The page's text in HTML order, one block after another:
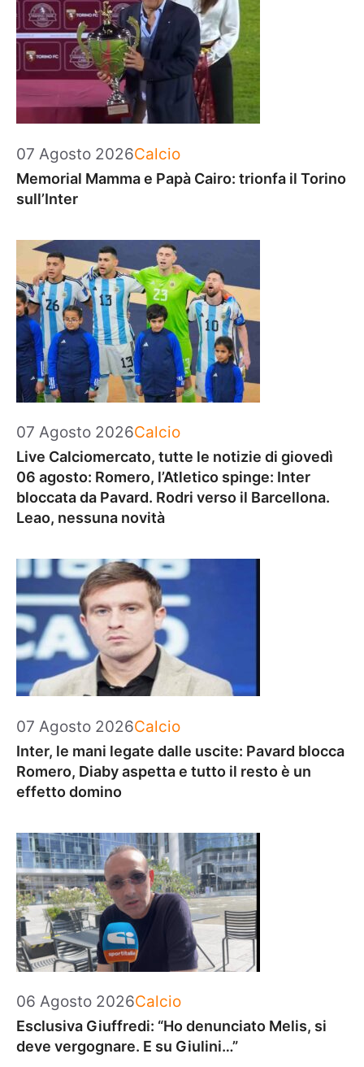
07 Agosto 2026Categorie
Calcio
Memorial Mamma e Papà Cairo: trionfa il Torino
sull’Inter
07 Agosto 2026Categorie
Calcio
Live Calciomercato, tutte le notizie di giovedì
06 agosto: Romero, l’Atletico spinge: Inter
bloccata da Pavard. Rodri verso il Barcellona.
Leao, nessuna novità
07 Agosto 2026Categorie
Calcio
Inter, le mani legate dalle uscite: Pavard blocca
Romero, Diaby aspetta e tutto il resto è un
effetto domino
06 Agosto 2026Categorie
Calcio
Esclusiva Giuffredi: “Ho denunciato Melis, si
deve vergognare. E su Giulini…”